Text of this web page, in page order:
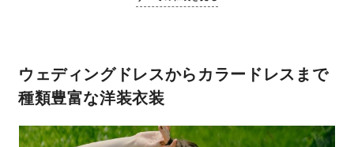
ウェディングドレスからカラードレス まで
種類豊富な洋装衣装